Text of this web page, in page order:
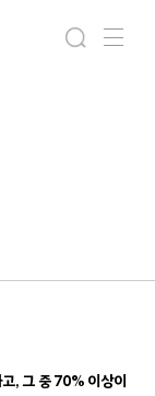
로
검
메
, 그 중 70% 이상이